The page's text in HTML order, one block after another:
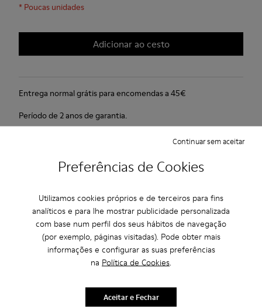
Preferências de Cookies
Utilizamos cookies próprios e de terceiros para fins
analíticos e para lhe mostrar publicidade personalizada
com base num perfil dos seus hábitos de navegação
(por exemplo, páginas visitadas). Pode obter mais
informações e configurar as suas preferências
na Política de Cookies.
Continuar sem aceitar
Aceitar e Fechar
* Poucas unidades
Adicionar ao cesto
Entrega normal grátis para encomendas a 45€
Período de 2 anos de garantia.
Provavelmente a sapatilha híbrida mais leve e flexível da
Características
Azul, preto e cobre.
Pele metalizada e pele lisa.
Lightweight: Peso mínimo.
Incrivelmente flexível.
Forro: 45 % Poliéster - 23 % Pele Bovina -23 % Pele Suína - 9 %
Cuidados Com O Produto
Os nossos sapatos são fabricados com materiais